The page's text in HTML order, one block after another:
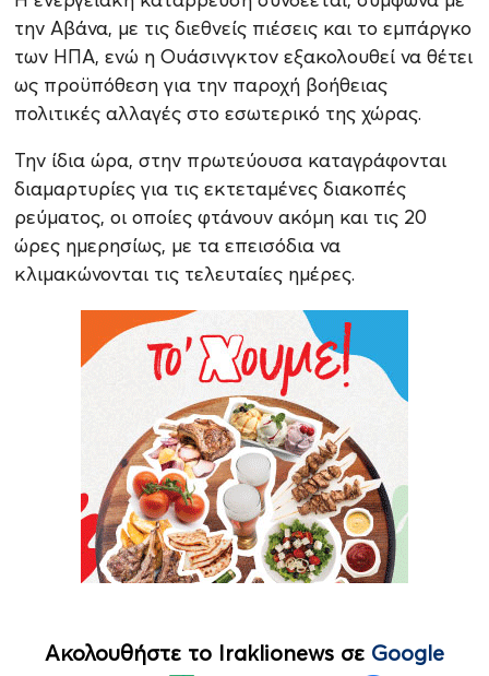
την Αβάνα, με τις διεθνείς πιέσεις και το εμπάργκο
των ΗΠΑ, ενώ η Ουάσινγκτον εξακολουθεί να θέτει
ως προϋπόθεση για την παροχή βοήθειας
πολιτικές αλλαγές στο εσωτερικό της χώρας.
Την ίδια ώρα, στην πρωτεύουσα καταγράφονται
διαμαρτυρίες για τις εκτεταμένες διακοπές
ρεύματος, οι οποίες φτάνουν ακόμη και τις 20
ώρες ημερησίως, με τα επεισόδια να
κλιμακώνονται τις τελευταίες ημέρες.
Ακολουθήστε το Iraklionews σε Google